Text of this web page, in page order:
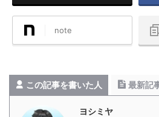
note
この記事を書いた人 最新記
ヨシミヤ